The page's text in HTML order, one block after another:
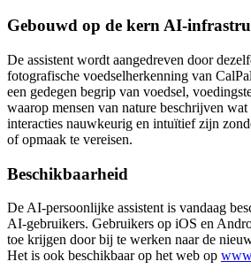
Gebouwd op de kern AI-
De assistent wordt aangedreven door
fotografische voedselherkenning van
een gedegen begrip van voedsel,
waarop mensen van nature beschrijven
interacties nauwkeurig en intuïtief zijn
of opmaak te vereisen.
Beschikbaarheid
De AI-persoonlijke assistent is vandaag
AI-gebruikers. Gebruikers op iOS en
toe krijgen door bij te werken naar de
Het is ook beschikbaar op het web op